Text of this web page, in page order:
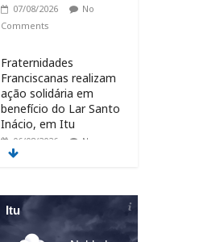
07/08/2026
No
Comments
Fraternidades
Franciscanas realizam
ação solidária em
benefício do Lar Santo
Inácio, em Itu
06/08/2026
No
CIS abre 10 vagas de
estágio para
estudantes de diversas
Itu